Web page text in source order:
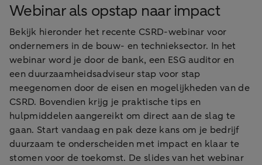
Webinar als opstap naar impact
Bekijk hieronder het recente CSRD-webinar voor
ondernemers in de bouw- en technieksector. In het
webinar word je door de bank, een ESG auditor en
een duurzaamheidsadviseur stap voor stap
meegenomen door de eisen en mogelijkheden van de
CSRD. Bovendien krijg je praktische tips en
hulpmiddelen aangereikt om direct aan de slag te
gaan. Start vandaag en pak deze kans om je bedrijf
duurzaam te onderscheiden met impact en klaar te
stomen voor de toekomst. De slides van het webinar